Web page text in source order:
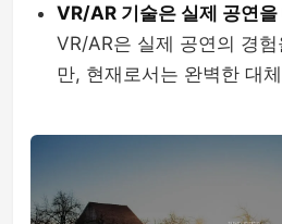
VR/AR 기술은 실제 공연
VR/AR은 실제 공연의 경
만, 현재로서는 완벽한 대